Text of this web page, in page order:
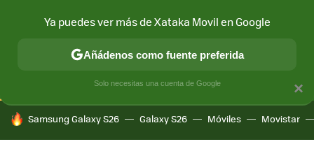
CONECTIVIDAD MÓVIL Y SOCIEDAD APLICACIONES
HOY SE HABLA DE
Samsung Galaxy S26 Galaxy S26 Móviles Movistar
×
Ya puedes ver más de Xataka Movil en Google
Añádenos como fuente preferida
Solo necesitas una cuenta de Google